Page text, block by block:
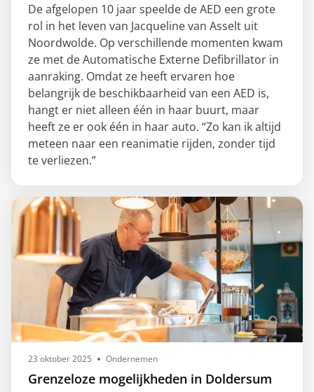
De afgelopen 10 jaar speelde de AED een grote
rol in het leven van Jacqueline van Asselt uit
Noordwolde. Op verschillende momenten kwam
ze met de Automatische Externe Defibrillator in
aanraking. Omdat ze heeft ervaren hoe
belangrijk de beschikbaarheid van een AED is,
hangt er niet alleen één in haar buurt, maar
heeft ze er ook één in haar auto. “Zo kan ik altijd
meteen naar een reanimatie rijden, zonder tijd
te verliezen.”
Grenzeloze mogelijkheden in Doldersum
23 oktober 2025 Ondernemen